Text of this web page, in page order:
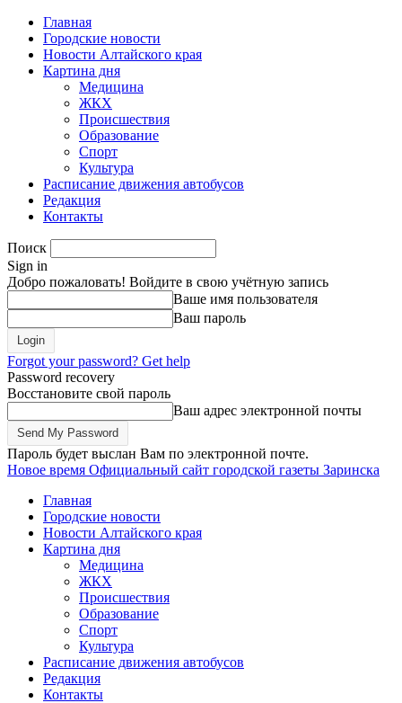
Главная
Городские новости
Новости Алтайского края
Картина дня
Медицина
ЖКХ
Происшествия
Образование
Спорт
Культура
Расписание движения автобусов
Редакция
Контакты
Поиск
Sign in
Добро пожаловать! Войдите в свою учётную запись
Ваше имя пользователя
Ваш пароль
Forgot your password? Get help
Password recovery
Восстановите свой пароль
Ваш адрес электронной почты
Пароль будет выслан Вам по электронной почте.
Новое время Официальный сайт городской газеты Заринска
Главная
Городские новости
Новости Алтайского края
Картина дня
Медицина
ЖКХ
Происшествия
Образование
Спорт
Культура
Расписание движения автобусов
Редакция
Контакты